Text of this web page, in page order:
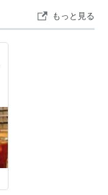
短い右側に並んだ
さんが来て、「1時
もっと見る